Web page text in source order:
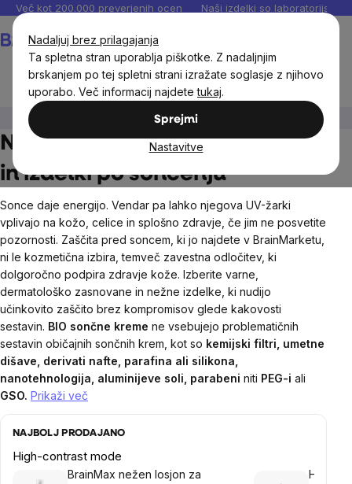
Nadaljuj brez prilagajanja
Ta spletna stran uporablja piškotke. Z nadaljnjim
brskanjem po tej spletni strani izražate soglasje z njihovo
uporabo. Več informacij najdetetukaj.
Sprejmi
Nastavitve
Preskoči
vsebino
Več kot 200.000 preverjenih ocen Naši izdelki so laboratorijsko
Kreme in olja za sončenje
Naravna sredstva za sončenje
in izdelki po sončenju
Sonce daje energijo. Vendar pa lahko njegova UV-žarki
vplivajo na kožo, celice in splošno zdravje, če jim ne posvetite
pozornosti. Zaščita pred soncem, ki jo najdete v BrainMarketu,
ni le kozmetična izbira, temveč zavestna odločitev, ki
dolgoročno podpira zdravje kože. Izberite varne,
dermatološko zasnovane in nežne izdelke, ki nudijo
učinkovito zaščito brez kompromisov glede kakovosti
sestavin. BIO sončne kreme ne vsebujejo problematičnih
sestavin običajnih sončnih krem, kot so kemijski filtri, umetne
dišave, derivati nafte, parafina ali silikona,
nanotehnologija, aluminijeve soli, parabeni niti PEG-i ali
GSO. Prikaži več
NAJBOLJ PRODAJANO
High-contrast mode
BrainMax nežen losjon za
Hristina